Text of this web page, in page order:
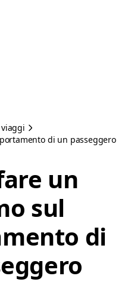
di un passeggero
un
sul
di